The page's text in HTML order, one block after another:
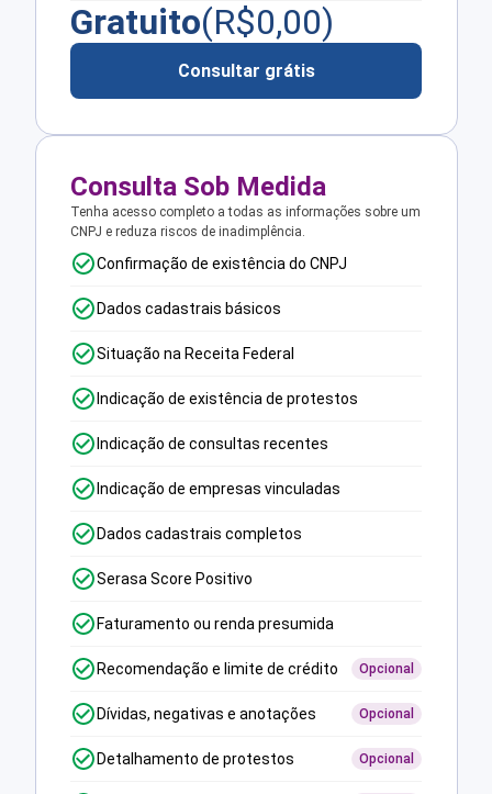
Gratuito(R$0,00)
Consultar grátis
Consulta Sob Medida
Tenha acesso completo a todas as informações sobre um
CNPJ e reduza riscos de inadimplência.
Confirmação de existência do CNPJ
Dados cadastrais básicos
Situação na Receita Federal
Indicação de existência de protestos
Indicação de consultas recentes
Indicação de empresas vinculadas
Dados cadastrais completos
Serasa Score Positivo
Faturamento ou renda presumida
Recomendação e limite de crédito Opcional
Dívidas, negativas e anotações Opcional
Detalhamento de protestos Opcional